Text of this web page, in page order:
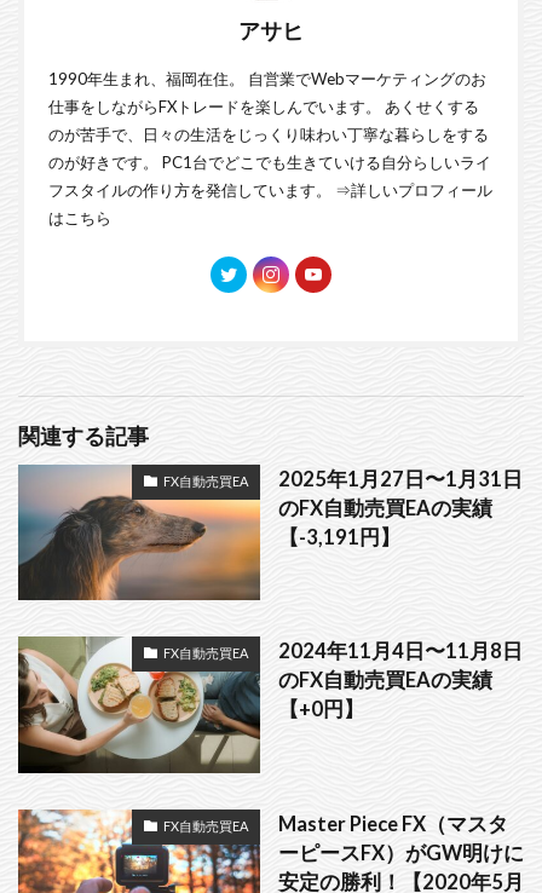
アサヒ
1990年生まれ、福岡在住。 自営業でWebマーケティングのお
仕事をしながらFXトレードを楽しんでいます。 あくせくする
のが苦手で、日々の生活をじっくり味わい丁寧な暮らしをする
のが好きです。 PC1台でどこでも生きていける自分らしいライ
フスタイルの作り方を発信しています。 ⇒詳しいプロフィール
はこちら
関連する記事
FX自動売買EA
2025年1月27日〜1月31日
のFX自動売買EAの実績
【-3,191円】
FX自動売買EA
2024年11月4日〜11月8日
のFX自動売買EAの実績
【+0円】
FX自動売買EA
Master Piece FX（マスタ
ーピースFX）がGW明けに
安定の勝利！【2020年5月